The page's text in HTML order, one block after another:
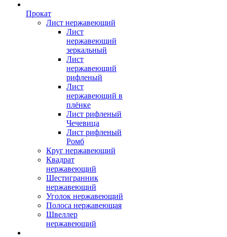
Прокат
Лист нержавеющий
Лист
нержавеющий
зеркальный
Лист
нержавеющий
рифленый
Лист
нержавеющий в
плёнке
Лист рифленый
Чечевица
Лист рифленый
Ромб
Круг нержавеющий
Квадрат
нержавеющий
Шестигранник
нержавеющий
Уголок нержавеющий
Полоса нержавеющая
Швеллер
нержавеющий